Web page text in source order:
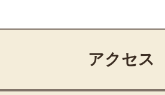
アクセス